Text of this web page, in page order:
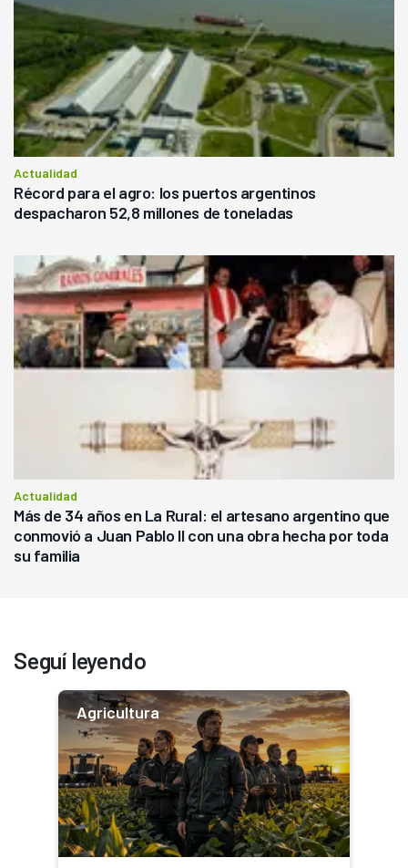
Actualidad
Récord para el agro: los puertos argentinos
despacharon 52,8 millones de toneladas
Actualidad
Más de 34 años en La Rural: el artesano argentino que
conmovió a Juan Pablo II con una obra hecha por toda
su familia
Seguí leyendo
Agricultura